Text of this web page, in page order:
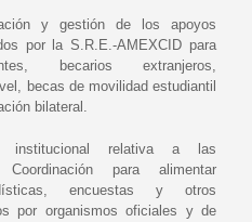
y gestión de los apoyos
por la S.R.E.-AMEXCID para
becarios extranjeros,
becas de movilidad estudiantil
bilateral.
institucional relativa a las
para alimentar
encuestas y otros
por organismos oficiales y de